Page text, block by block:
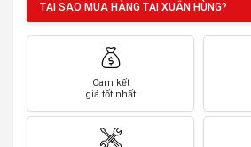
TẠI SAO MUA HÀNG TẠI XUÂN HÙNG?
Cam kết
giá tốt nhất